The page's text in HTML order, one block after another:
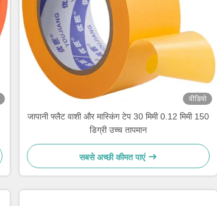
वीडियो
जापानी फ्लैट वाशी और मास्किंग टेप 30 मिमी 0.12 मिमी 150
डिग्री उच्च तापमान
सबसे अच्छी कीमत पाएं